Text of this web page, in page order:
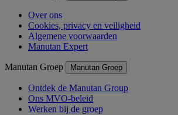
Over ons
Cookies, privacy en veiligheid
Algemene voorwaarden
Manutan Expert
Manutan Groep Manutan Groep
Ontdek de Manutan Group
Ons MVO-beleid
Werken bij de groep